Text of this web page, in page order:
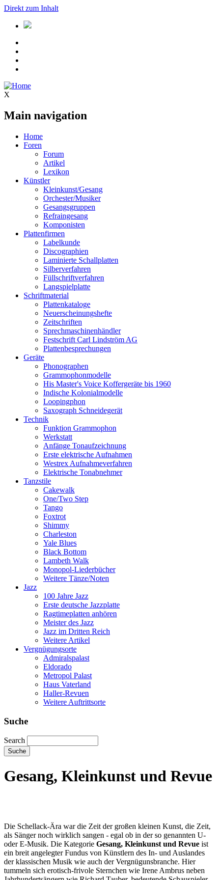
Direkt zum Inhalt
X
Main navigation
Home
Foren
Forum
Artikel
Lexikon
Künstler
Kleinkunst/Gesang
Orchester/Musiker
Gesangsgruppen
Refraingesang
Komponisten
Plattenfirmen
Labelkunde
Discographien
Laminierte Schallplatten
Silberverfahren
Füllschriftverfahren
Langspielplatte
Schriftmaterial
Plattenkataloge
Neuerscheinungshefte
Zeitschriften
Sprechmaschinenhändler
Festschrift Carl Lindström AG
Plattenbesprechungen
Geräte
Phonographen
Grammophonmodelle
His Master's Voice Koffergeräte bis 1960
Indische Kolonialmodelle
Loopingphon
Saxograph Schneidegerät
Technik
Funktion Grammophon
Werkstatt
Anfänge Tonaufzeichnung
Erste elektrische Aufnahmen
Westrex Aufnahmeverfahren
Elektrische Tonabnehmer
Tanzstile
Cakewalk
One/Two Step
Tango
Foxtrot
Shimmy
Charleston
Yale Blues
Black Bottom
Lambeth Walk
Monopol-Liederbücher
Weitere Tänze/Noten
Jazz
100 Jahre Jazz
Erste deutsche Jazzplatte
Ragtimeplatten anhören
Meister des Jazz
Jazz im Dritten Reich
Weitere Artikel
Vergnügungsorte
Admiralspalast
Eldorado
Metropol Palast
Haus Vaterland
Haller-Revuen
Weitere Auftrittsorte
Suche
Search
Gesang, Kleinkunst und Revue
Die Schellack-Ära war die Zeit der großen kleinen Kunst, die Zeit,
als Sänger noch wirklich sangen - egal ob in der so genannten U-
oder E-Musik. Die Kategorie Gesang, Kleinkunst und Revue ist
ein breit angelegter Fundus von Künstlern des In- und Auslandes
der klassischen Musik wie auch der Vergnügunsbranche. Hier
tummeln sich erotisch-frivole Sternchen wie Irene Ambrus neben